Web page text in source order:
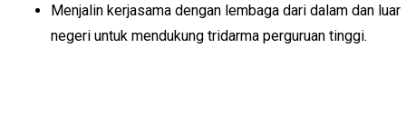
Menjalin kerjasama dengan lembaga dari dalam dan luar
negeri untuk mendukung tridarma perguruan tinggi.